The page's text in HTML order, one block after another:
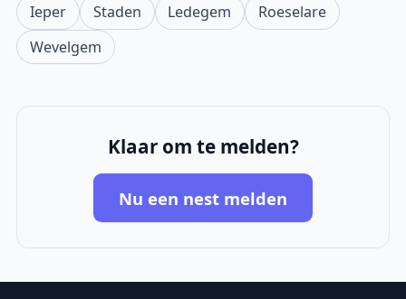
Ieper
Staden Ledegem
Roeselare
Wevelgem
Klaar om te melden?
Nu een nest melden